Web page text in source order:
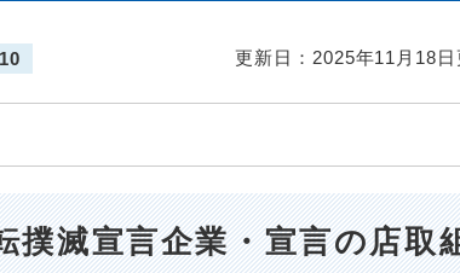
更新日：2025年11月18日
撲滅宣言企業・宣言の店取